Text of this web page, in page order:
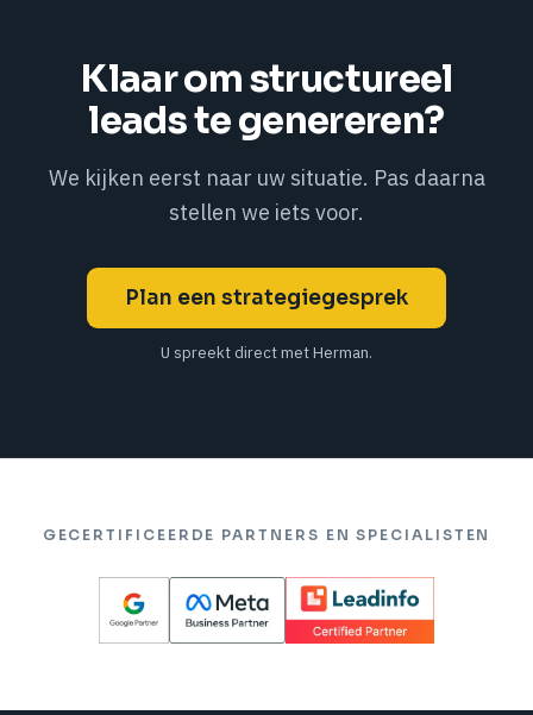
Klaar om structureel
leads te genereren?
We kijken eerst naar uw situatie. Pas daarna
stellen we iets voor.
Plan een strategiegesprek
U spreekt direct met Herman.
GECERTIFICEERDE PARTNERS EN SPECIALISTEN